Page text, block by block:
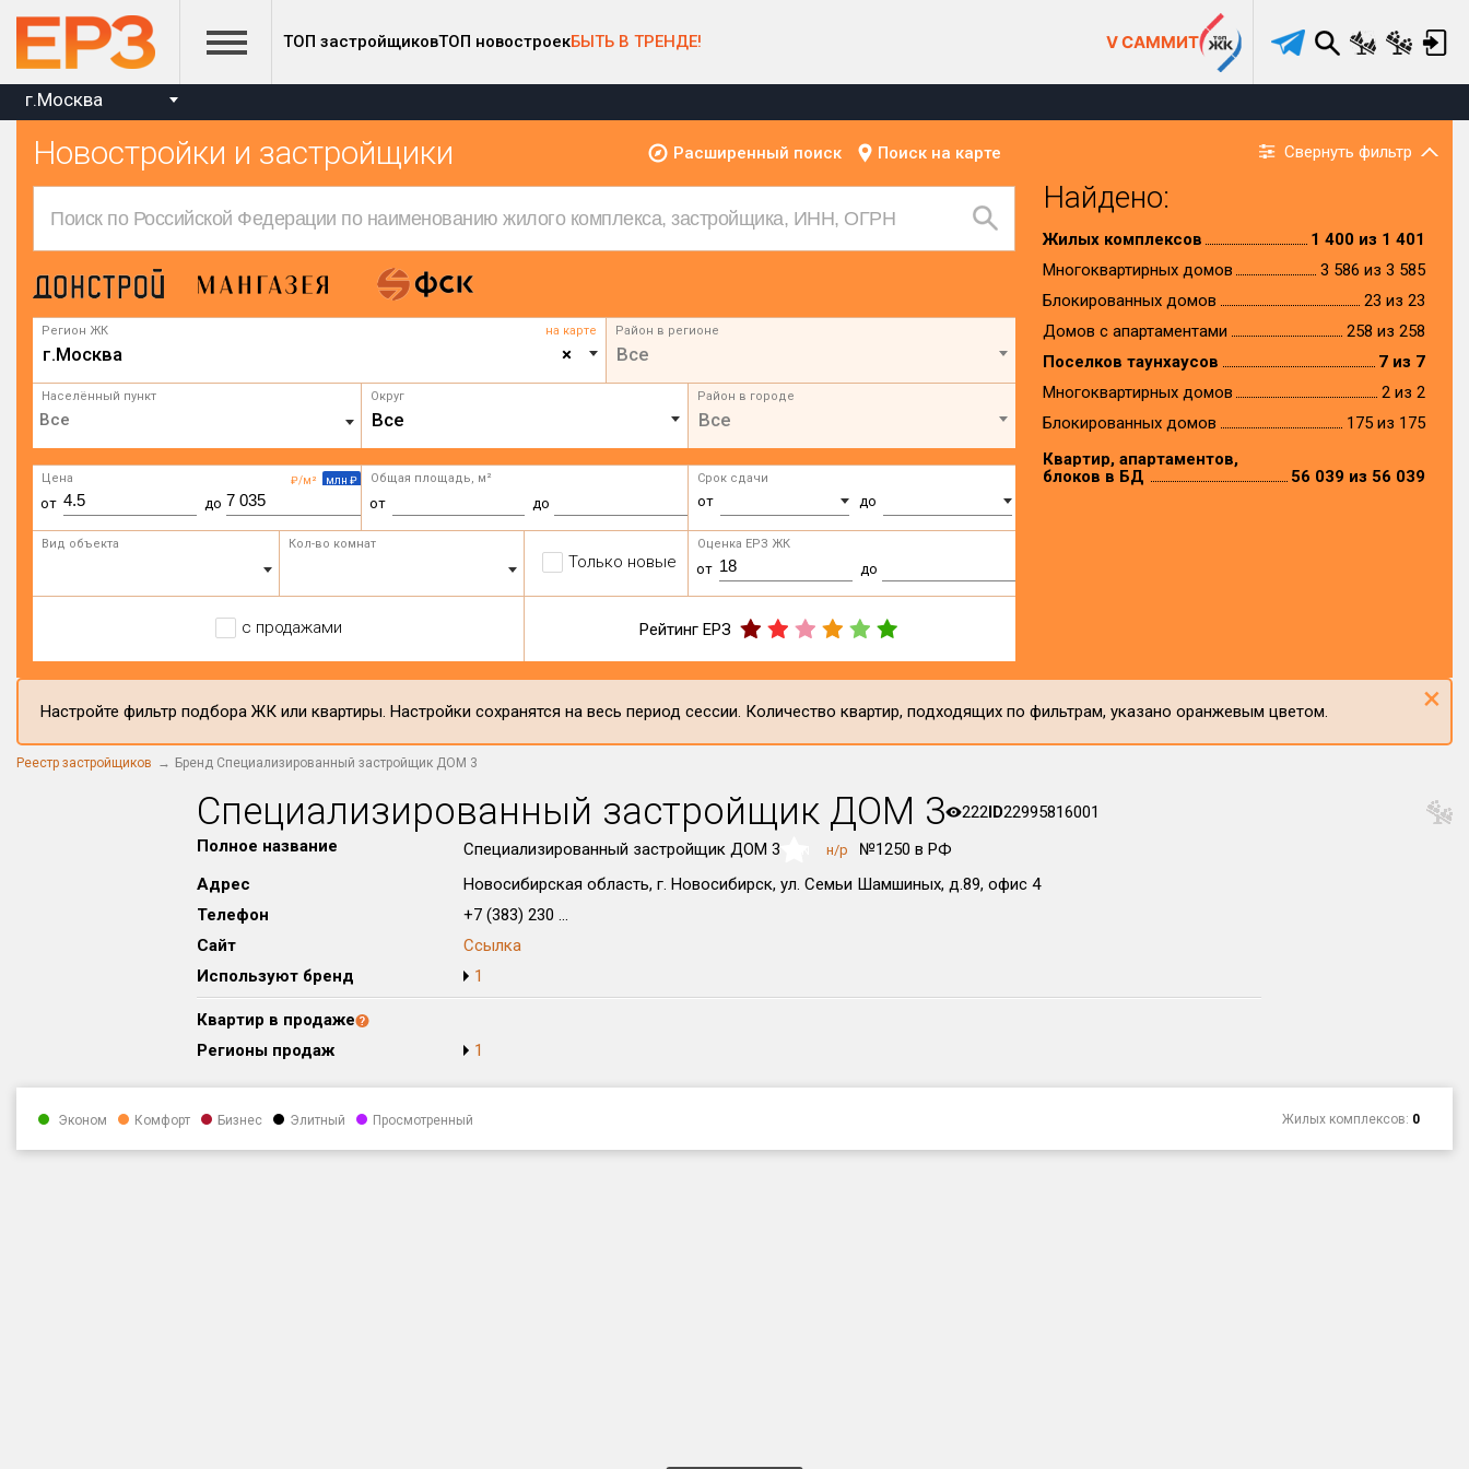
ТОП застройщиковТОП новостроекБЫТЬ В ТРЕНДЕ! V САММИТ
г.Москва
Новостройки и застройщики Расширенный поиск Поиск на карте Свернуть фильтр
Регион ЖК на карте
×
г.Москва
Район в регионе
Все
Населённый пункт Округ
Все
Район в городе
Все
₽/м² млн ₽
Цена
от до
Общая площадь, м²
от до
Срок сдачи
от до
Вид объекта Кол-во комнат
Только новые
Оценка ЕРЗ ЖК
от до
с продажами Рейтинг ЕРЗ
Найдено:
Жилых комплексов
1 400 из 1 401
Многоквартирных домов
3 586 из 3 585
Блокированных домов
23 из 23
Домов с апартаментами
258 из 258
Поселков таунхаусов
7 из 7
Многоквартирных домов
2 из 2
Блокированных домов
175 из 175
Квартир, апартаментов,
блоков в БД
56 039 из 56 039
Настройте фильтр подбора ЖК или квартиры. Настройки сохранятся на весь период сессии. Количество квартир, подходящих по фильтрам, указано оранжевым цветом. ×
Реестр застройщиков Бренд Специализированный застройщик ДОМ 3
Специализированный застройщик ДОМ 3 222ID22995816001
Полное название
Специализированный застройщик ДОМ 3 н/р
№1250 в РФ
Адрес
Новосибирская область, г. Новосибирск, ул. Семьи Шамшиных, д.89, офис 4
Телефон
+7 (383) 230 ...
Сайт
Ссылка
Используют бренд
1
Квартир в продаже
Регионы продаж
1
Эконом Комфорт Бизнес Элитный Просмотренный Жилых комплексов: 0